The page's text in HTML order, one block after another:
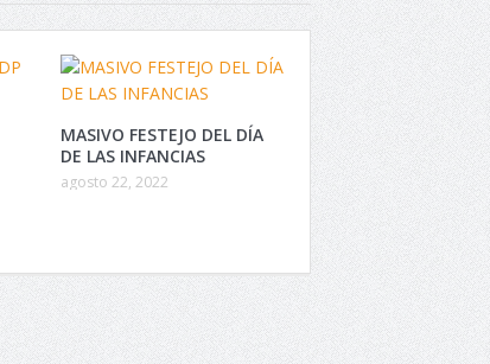
MASIVO FESTEJO DEL DÍA
DE LAS INFANCIAS
agosto 22, 2022